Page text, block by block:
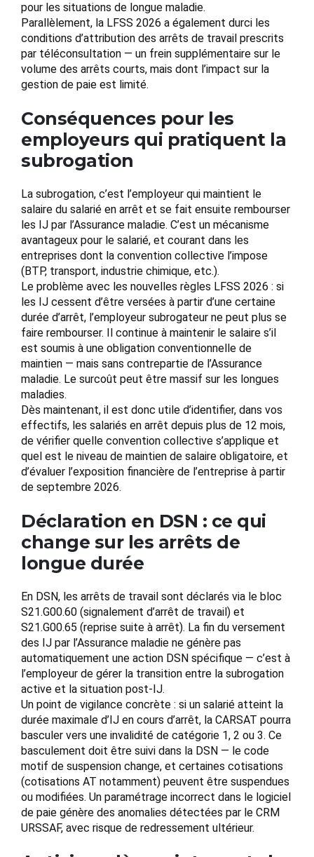
pour les situations de longue maladie.
Parallèlement, la LFSS 2026 a également durci les
conditions d’attribution des arrêts de travail prescrits
par téléconsultation — un frein supplémentaire sur le
volume des arrêts courts, mais dont l’impact sur la
gestion de paie est limité.
Conséquences pour les
employeurs qui pratiquent la
subrogation
La subrogation, c’est l’employeur qui maintient le
salaire du salarié en arrêt et se fait ensuite rembourser
les IJ par l’Assurance maladie. C’est un mécanisme
avantageux pour le salarié, et courant dans les
entreprises dont la convention collective l’impose
(BTP, transport, industrie chimique, etc.).
Le problème avec les nouvelles règles LFSS 2026 : si
les IJ cessent d’être versées à partir d’une certaine
durée d’arrêt, l’employeur subrogateur ne peut plus se
faire rembourser. Il continue à maintenir le salaire s’il
est soumis à une obligation conventionnelle de
maintien — mais sans contrepartie de l’Assurance
maladie. Le surcoût peut être massif sur les longues
maladies.
Dès maintenant, il est donc utile d’identifier, dans vos
effectifs, les salariés en arrêt depuis plus de 12 mois,
de vérifier quelle convention collective s’applique et
quel est le niveau de maintien de salaire obligatoire, et
d’évaluer l’exposition financière de l’entreprise à partir
de septembre 2026.
Déclaration en DSN : ce qui
change sur les arrêts de
longue durée
En DSN, les arrêts de travail sont déclarés via le bloc
S21.G00.60 (signalement d’arrêt de travail) et
S21.G00.65 (reprise suite à arrêt). La fin du versement
des IJ par l’Assurance maladie ne génère pas
automatiquement une action DSN spécifique — c’est à
l’employeur de gérer la transition entre la subrogation
active et la situation post-IJ.
Un point de vigilance concrète : si un salarié atteint la
durée maximale d’IJ en cours d’arrêt, la CARSAT pourra
basculer vers une invalidité de catégorie 1, 2 ou 3. Ce
basculement doit être suivi dans la DSN — le code
motif de suspension change, et certaines cotisations
(cotisations AT notamment) peuvent être suspendues
ou modifiées. Un paramétrage incorrect dans le logiciel
de paie génère des anomalies détectées par le CRM
URSSAF, avec risque de redressement ultérieur.